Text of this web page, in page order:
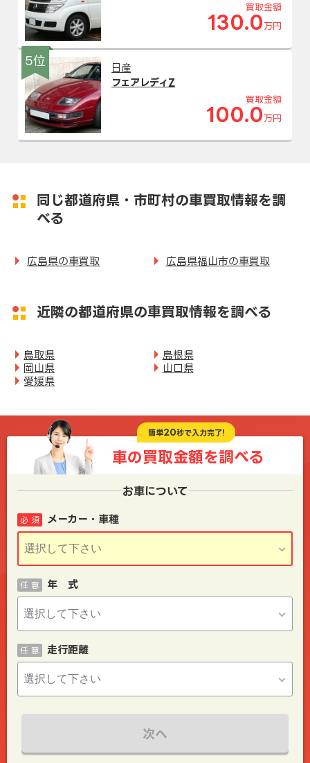
買取金額
130.0 万円
5位
日産
フェアレディZ
買取金額
100.0 万円
同じ都道府県・市町村の車買取情報を調
べる
広島県の車買取 広島県福山市の車買取
近隣の都道府県の車買取情報を調べる
鳥取県
島根県
岡山県
山口県
愛媛県
簡単20秒で入力完了!
車の買取金額を調べる
お車について
メーカー・車種
必 須
年 式
任 意
走行距離
任 意
次へ